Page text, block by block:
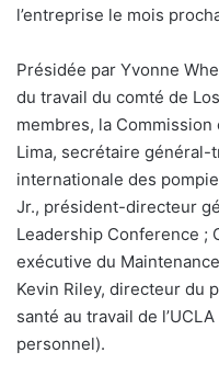
l’entreprise le mois
Présidée par Yvonne
du travail du comté de
membres, la
Lima, secrétaire général-
internationale des
Jr., président-directeur
Leadership Conference ;
exécutive du
Kevin Riley, directeur du
santé au travail de
personnel).